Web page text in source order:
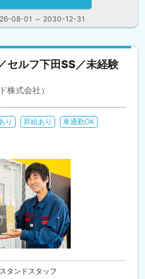
08-01 ～ 2030-12-31
セルフ下田SS／未経験
株式会社）
り 昇給あり
車通勤OK
タンドスタッフ